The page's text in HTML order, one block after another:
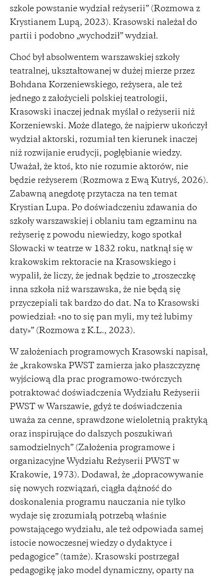
szkole powstanie wydział reżyserii” (Rozmowa z
Krystianem Lupą, 2023). Krasowski należał do
partii i podobno „wychodził” wydział.
Choć był absolwentem warszawskiej szkoły
teatralnej, ukształtowanej w dużej mierze przez
Bohdana Korzeniewskiego, reżysera, ale też
jednego z założycieli polskiej teatrologii,
Krasowski inaczej jednak myślał o reżyserii niż
Korzeniewski. Może dlatego, że najpierw ukończył
wydział aktorski, rozumiał ten kierunek inaczej
niż rozwijanie erudycji, pogłębianie wiedzy.
Uważał, że ktoś, kto nie rozumie aktorów, nie
będzie reżyserem (Rozmowa z Ewą Kutryś, 2026).
Zabawną anegdotę przytacza na ten temat
Krystian Lupa. Po doświadczeniu zdawania do
szkoły warszawskiej i oblaniu tam egzaminu na
reżyserię z powodu niewiedzy, kogo spotkał
Słowacki w teatrze w 1832 roku, natknął się w
krakowskim rektoracie na Krasowskiego i
wypalił, że liczy, że jednak będzie to „troszeczkę
inna szkoła niż warszawska, że nie będą się
przyczepiali tak bardzo do dat. Na to Krasowski
powiedział: «no to się pan myli, my też lubimy
daty»” (Rozmowa z K.L., 2023).
W założeniach programowych Krasowski napisał,
że „krakowska PWST zamierza jako płaszczyznę
wyjściową dla prac programowo-twórczych
potraktować doświadczenia Wydziału Reżyserii
PWST w Warszawie, gdyż te doświadczenia
uważa za cenne, sprawdzone wieloletnią praktyką
oraz inspirujące do dalszych poszukiwań
samodzielnych” (Założenia programowe i
organizacyjne Wydziału Reżyserii PWST w
Krakowie, 1973). Dodawał, że „dopracowywanie
się nowych rozwiązań, ciągła dążność do
doskonalenia programu nauczania nie tylko
wydaje się zrozumiałą potrzebą właśnie
powstającego wydziału, ale też odpowiada samej
istocie nowoczesnej wiedzy o dydaktyce i
pedagogice” (tamże). Krasowski postrzegał
pedagogikę jako model dynamiczny, oparty na